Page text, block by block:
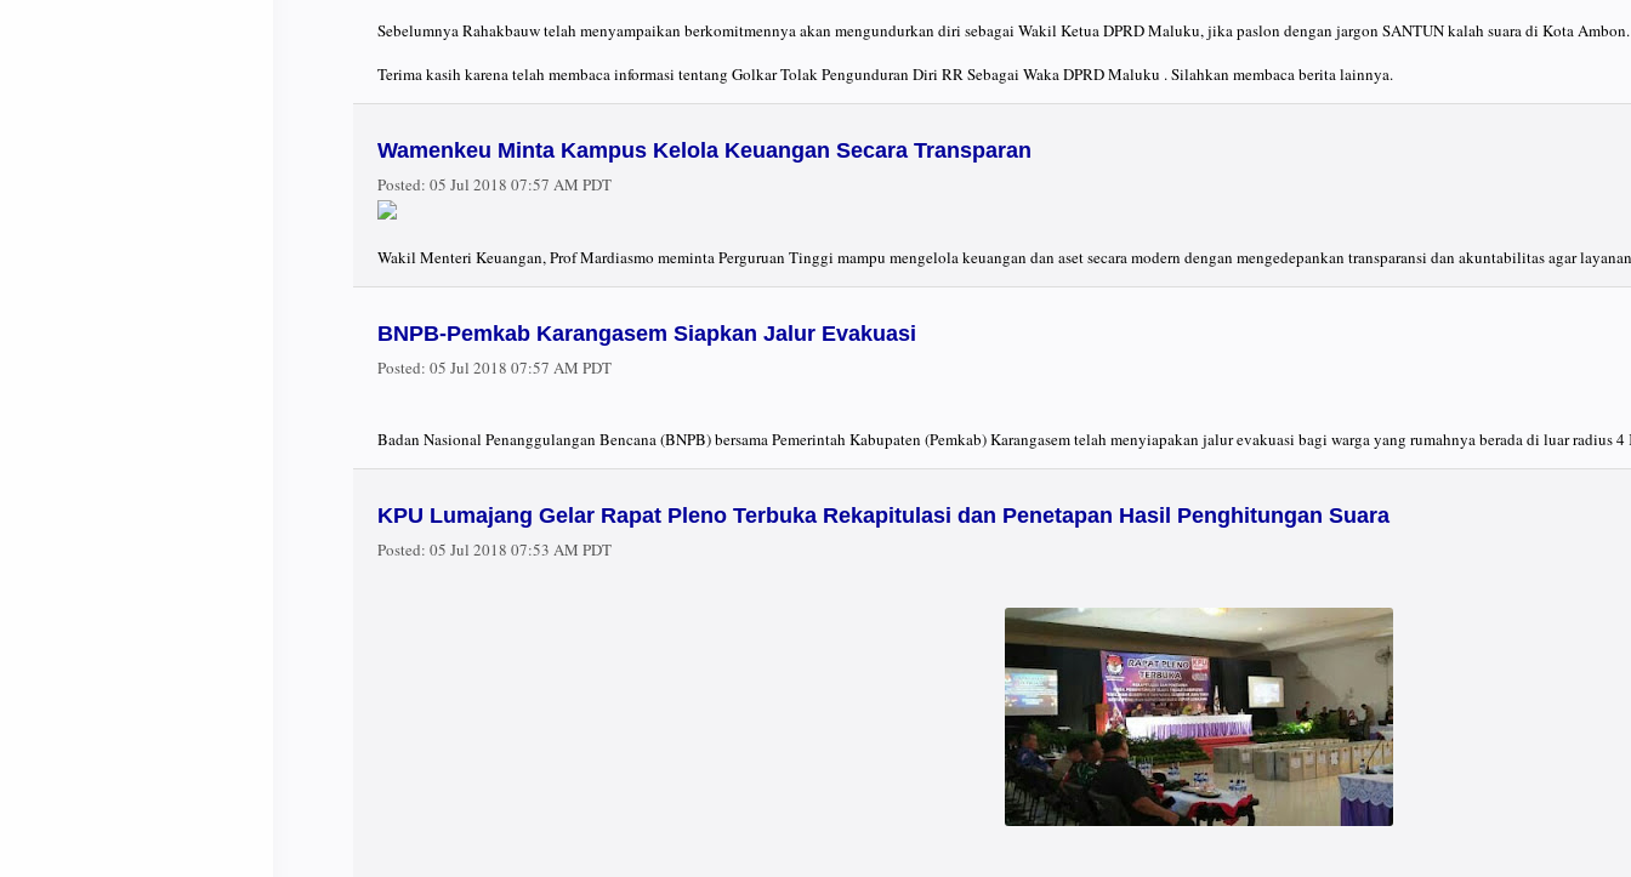
Sebelumnya Rahakbauw telah menyampaikan berkomitmennya akan mengundurkan diri sebagai Wakil Ketua DPRD Maluku, jika paslon dengan jargon SANTUN kalah suara di Kota
Terima kasih karena telah membaca informasi tentang Golkar Tolak Pengunduran Diri RR Sebagai Waka DPRD Maluku . Silahkan membaca berita lainnya.
Wamenkeu Minta Kampus Kelola Keuangan Secara Transparan
Posted: 05 Jul 2018 07:57 AM PDT
Wakil Menteri Keuangan, Prof Mardiasmo meminta Perguruan Tinggi mampu mengelola keuangan dan aset secara modern dengan mengedepankan transparansi dan akuntabilitas agar
BNPB-Pemkab Karangasem Siapkan Jalur Evakuasi
Posted: 05 Jul 2018 07:57 AM PDT
Badan Nasional Penanggulangan Bencana (BNPB) bersama Pemerintah Kabupaten (Pemkab) Karangasem telah menyiapakan jalur evakuasi bagi warga yang rumahnya berada di luar radius
KPU Lumajang Gelar Rapat Pleno Terbuka Rekapitulasi dan Penetapan Hasil Penghitungan Suara
Posted: 05 Jul 2018 07:53 AM PDT